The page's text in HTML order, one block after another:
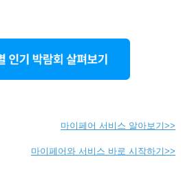
마이페어 서비스 알아보기>>
마이페어와 서비스 바로 시작하기>>